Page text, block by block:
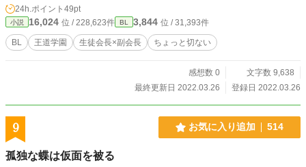
24h.ポイント 49pt
小説 16,024 位 / 228,623件 BL 3,844 位 / 31,393件
BL 王道学園 生徒会長×副会長 ちょっと切ない
感想数 0
文字数 9,638
最終更新日 2022.03.26
登録日 2022.03.26
9 お気に入り追加 514
孤独な蝶は仮面を被る